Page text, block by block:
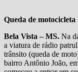
Queda de motocicleta
Bela Vista – MS. Na
a viatura de rádio
trânsito (queda de
bairro Antônio João,